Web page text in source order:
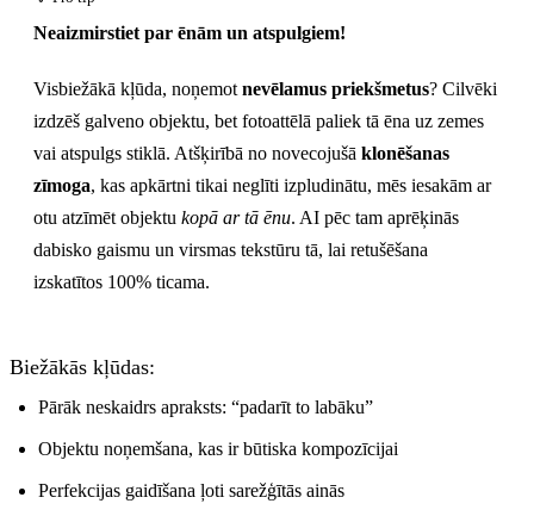
Neaizmirstiet par ēnām un atspulgiem!
Visbiežākā kļūda, noņemot nevēlamus priekšmetus? Cilvēki
izdzēš galveno objektu, bet fotoattēlā paliek tā ēna uz zemes
vai atspulgs stiklā. Atšķirībā no novecojušā klonēšanas
zīmoga, kas apkārtni tikai neglīti izpludinātu, mēs iesakām ar
otu atzīmēt objektu kopā ar tā ēnu. AI pēc tam aprēķinās
dabisko gaismu un virsmas tekstūru tā, lai retušēšana
izskatītos 100% ticama.
Biežākās kļūdas:
Pārāk neskaidrs apraksts: “padarīt to labāku”
Objektu noņemšana, kas ir būtiska kompozīcijai
Perfekcijas gaidīšana ļoti sarežģītās ainās